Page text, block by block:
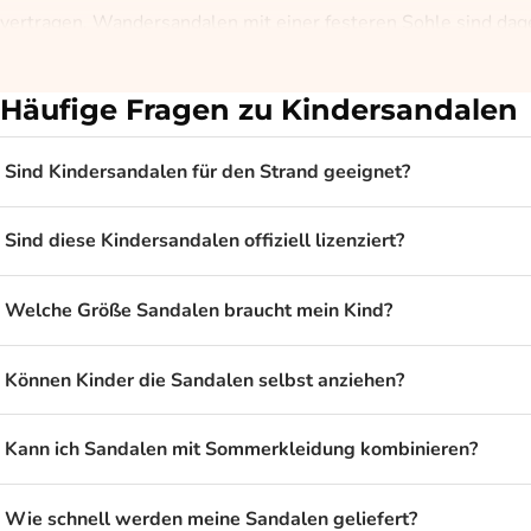
vertragen. Wandersandalen mit einer festeren Sohle sind
Schuhauswahl findest du in der breiteren Kollektion
Welche Größe Sandalen brauchst du?
Wähle die Größe der Sandalen anhand der Schuhgröße
Ferse hinausragen. Liegt dein Kind zwischen zwei Größen,
Sandalen sind schön im Sommer, aber weniger geeignet
Häufige Fragen zu Kindersandalen
Sind Kindersandalen für den Strand geeignet?
Sind diese Kindersandalen offiziell lizenziert?
Welche Größe Sandalen braucht mein Kind?
Können Kinder die Sandalen selbst anziehen?
Kann ich Sandalen mit Sommerkleidung kombinieren?
Wie schnell werden meine Sandalen geliefert?